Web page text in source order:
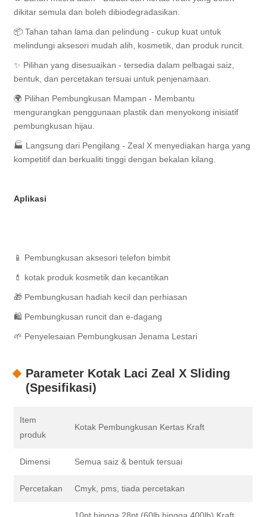
dikitar semula dan boleh dibiodegradasikan.
📦 Tahan tahan lama dan pelindung - cukup kuat untuk
melindungi aksesori mudah alih, kosmetik, dan produk runcit.
✨ Pilihan yang disesuaikan - tersedia dalam pelbagai saiz,
bentuk, dan percetakan tersuai untuk penjenamaan.
🌍 Pilihan Pembungkusan Mampan - Membantu
mengurangkan penggunaan plastik dan menyokong inisiatif
pembungkusan hijau.
🏭 Langsung dari Pengilang - Zeal X menyediakan harga yang
kompetitif dan berkualiti tinggi dengan bekalan kilang.
Aplikasi
📱 Pembungkusan aksesori telefon bimbit
💄 kotak produk kosmetik dan kecantikan
🎁 Pembungkusan hadiah kecil dan perhiasan
🛍️ Pembungkusan runcit dan e-dagang
🌱 Penyelesaian Pembungkusan Jenama Lestari
Parameter Kotak Laci Zeal X Sliding
(Spesifikasi)
Item
produk
Kotak Pembungkusan Kertas Kraft
Dimensi Semua saiz & bentuk tersuai
Percetakan Cmyk, pms, tiada percetakan